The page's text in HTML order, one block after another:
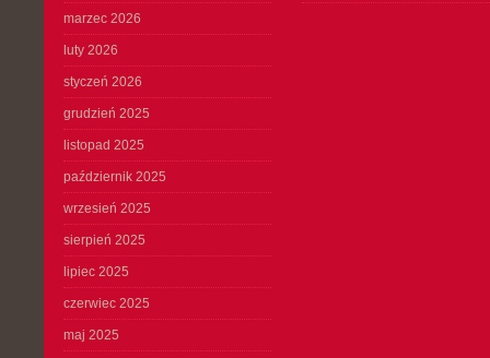
marzec 2026
luty 2026
styczeń 2026
grudzień 2025
listopad 2025
październik 2025
wrzesień 2025
sierpień 2025
lipiec 2025
czerwiec 2025
maj 2025